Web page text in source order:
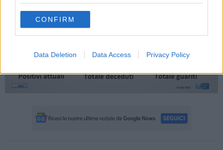
CONFIRM
Data Deletion Data Access Privacy Policy